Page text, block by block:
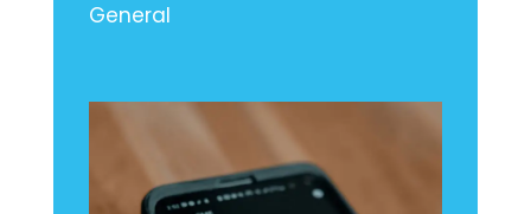
General